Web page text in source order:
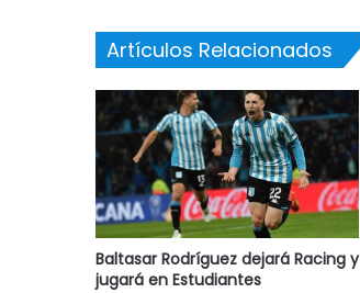
Artículos Relacionados
Baltasar Rodríguez dejará Racing y
jugará en Estudiantes